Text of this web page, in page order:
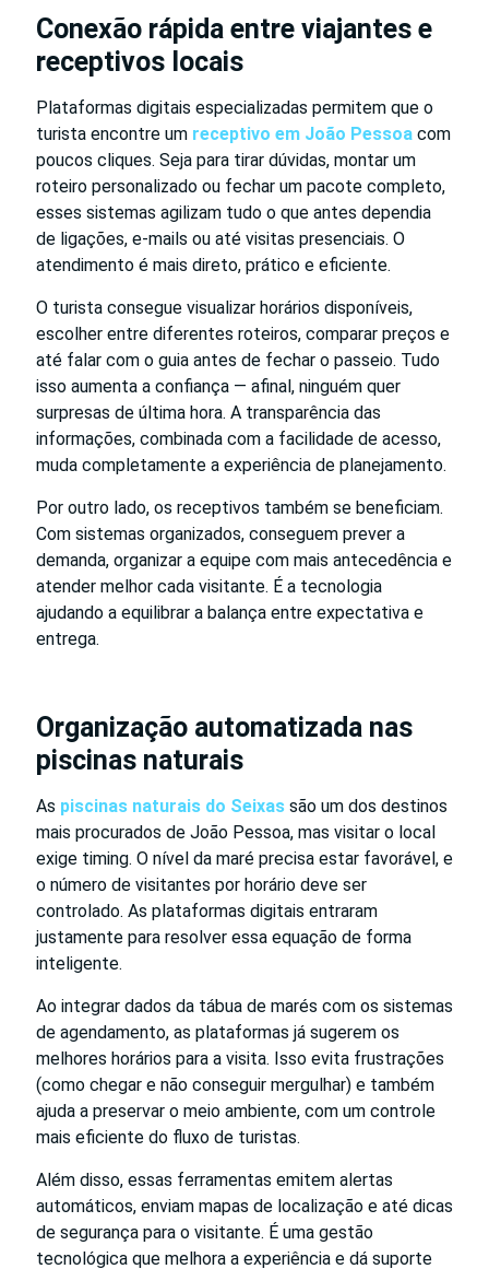
Conexão rápida entre viajantes e
receptivos locais
Plataformas digitais especializadas permitem que o
turista encontre um receptivo em João Pessoa com
poucos cliques. Seja para tirar dúvidas, montar um
roteiro personalizado ou fechar um pacote completo,
esses sistemas agilizam tudo o que antes dependia
de ligações, e-mails ou até visitas presenciais. O
atendimento é mais direto, prático e eficiente.
O turista consegue visualizar horários disponíveis,
escolher entre diferentes roteiros, comparar preços e
até falar com o guia antes de fechar o passeio. Tudo
isso aumenta a confiança — afinal, ninguém quer
surpresas de última hora. A transparência das
informações, combinada com a facilidade de acesso,
muda completamente a experiência de planejamento.
Por outro lado, os receptivos também se beneficiam.
Com sistemas organizados, conseguem prever a
demanda, organizar a equipe com mais antecedência e
atender melhor cada visitante. É a tecnologia
ajudando a equilibrar a balança entre expectativa e
entrega.
Organização automatizada nas
piscinas naturais
As piscinas naturais do Seixas são um dos destinos
mais procurados de João Pessoa, mas visitar o local
exige timing. O nível da maré precisa estar favorável, e
o número de visitantes por horário deve ser
controlado. As plataformas digitais entraram
justamente para resolver essa equação de forma
inteligente.
Ao integrar dados da tábua de marés com os sistemas
de agendamento, as plataformas já sugerem os
melhores horários para a visita. Isso evita frustrações
(como chegar e não conseguir mergulhar) e também
ajuda a preservar o meio ambiente, com um controle
mais eficiente do fluxo de turistas.
Além disso, essas ferramentas emitem alertas
automáticos, enviam mapas de localização e até dicas
de segurança para o visitante. É uma gestão
tecnológica que melhora a experiência e dá suporte